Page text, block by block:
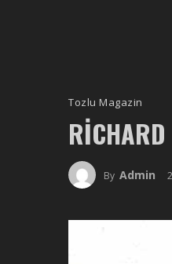
Tozlu Magazin
By Admin